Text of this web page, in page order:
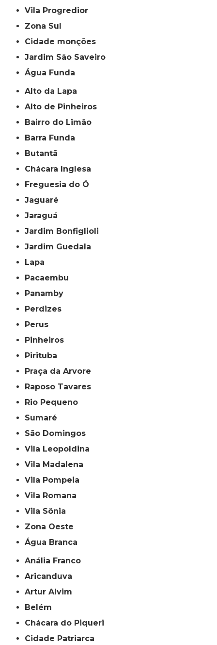
Vila Progredior
Zona Sul
cidade monções
jardim São Saveiro
Água Funda
Alto da Lapa
Alto de Pinheiros
Bairro do Limão
Barra Funda
Butantã
Chácara Inglesa
Freguesia do Ó
Jaguaré
Jaraguá
Jardim Bonfiglioli
Jardim Guedala
Lapa
Pacaembu
Panamby
Perdizes
Perus
Pinheiros
Pirituba
Praça da Arvore
Raposo Tavares
Rio Pequeno
Sumaré
São Domingos
Vila Leopoldina
Vila Madalena
Vila Pompeia
Vila Romana
Vila Sônia
Zona Oeste
Água Branca
Anália Franco
Aricanduva
Artur Alvim
Belém
Chácara do Piqueri
Cidade Patriarca